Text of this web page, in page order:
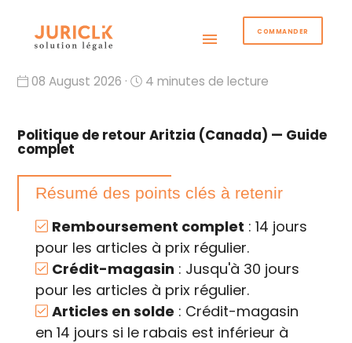
menu COMMANDER
08 August 2026 · 4 minutes de lecture
Politique de retour Aritzia (Canada) — Guide
complet
Résumé des points clés à retenir
Remboursement complet : 14 jours
pour les articles à prix régulier.
Crédit-magasin : Jusqu'à 30 jours
pour les articles à prix régulier.
Articles en solde : Crédit-magasin
en 14 jours si le rabais est inférieur à